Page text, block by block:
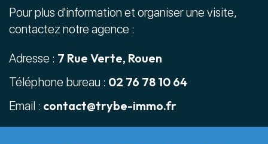
Pour plus d'information et organiser une visite,
contactez notre agence :
Adresse : 7 Rue Verte, Rouen
Téléphone bureau : 02 76 78 10 64
Email : contact@trybe-immo.fr